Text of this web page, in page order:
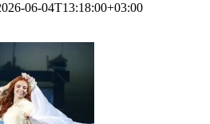
06-04T13:18:00+03:00